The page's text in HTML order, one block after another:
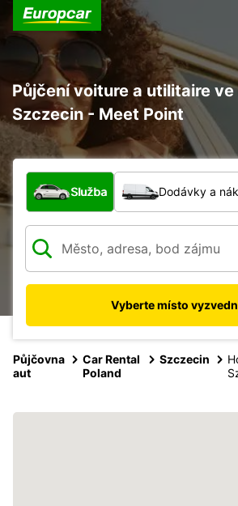
Půjčení voiture a utilitaire
Szczecin - Meet Point
Jaký typ vozidla?
Služba Dodávky a
Vyberte místo
Půjčovna
aut
Car Rental
Poland
Szczecin